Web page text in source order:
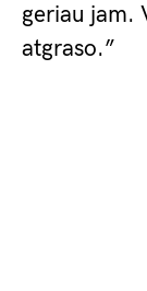
geriau jam.
atgraso.”